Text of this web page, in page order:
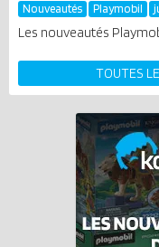
Nouveautés Playmobil
Les nouveautés
TOUTES